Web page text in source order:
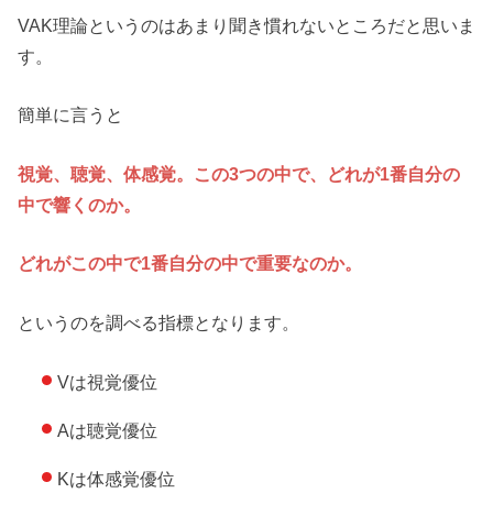
VAK理論というのはあまり聞き慣れないところだと思いま
す。
簡単に言うと
視覚、聴覚、体感覚。この3つの中で、どれが1番自分の
中で響くのか。
どれがこの中で1番自分の中で重要なのか。
というのを調べる指標となります。
Vは視覚優位
Aは聴覚優位
Kは体感覚優位